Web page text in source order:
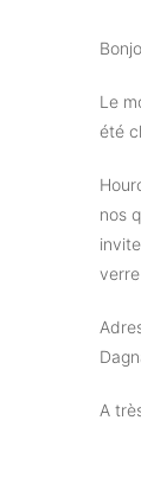
Le
été
nos
A